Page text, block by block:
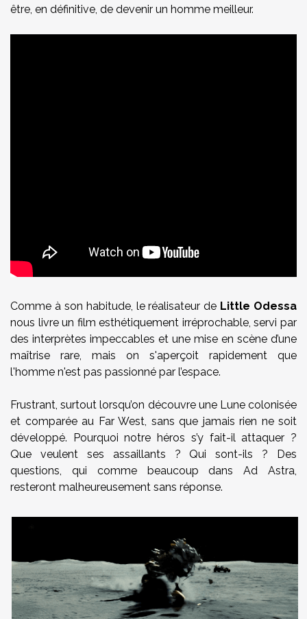
être, en définitive, de devenir un homme meilleur.
Comme à son habitude, le réalisateur de Little Odessa
nous livre un film esthétiquement irréprochable, servi par
des interprètes impeccables et une mise en scène d’une
maîtrise rare, mais on s'aperçoit rapidement que
l'homme n'est pas passionné par l’espace.
Frustrant, surtout lorsqu’on découvre une Lune colonisée
et comparée au Far West, sans que jamais rien ne soit
développé. Pourquoi notre héros s’y fait-il attaquer ?
Que veulent ses assaillants ? Qui sont-ils ? Des
questions, qui comme beaucoup dans Ad Astra,
resteront malheureusement sans réponse.